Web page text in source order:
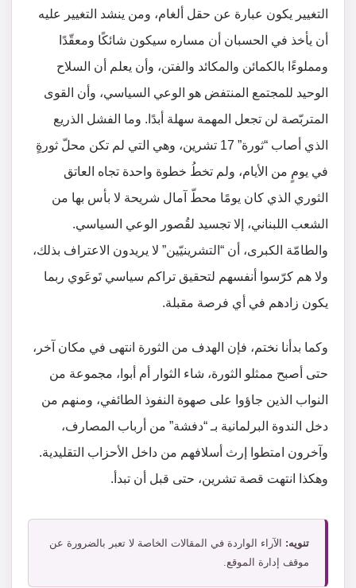
التغيير يكون عبارة عن حقل ألغام، ومن ينشد التغيير عليه
أن يأخذ في الحسبان أن مساره سيكون شائكًا ومعقّدًا
ومملوءًا بالكمائن والمكائد والفتن، وأن يعلم أن السلاح
الوحيد للمجتمع المنتفض هو الوعي السياسي، وأن القوى
المتربّصة لن تجعل المهمة سهلة أبدًا. وما الفشل الذريع
الذي أصاب “ثورة” 17 تشرين، وهي التي لم تكن محلّ ثورةٍ
في يومٍ من الأيام، ولم تخطُ خطوة واحدة تجاه العاتق
الثوري الذي كان يومًا محطّ آمال شريحة لا بأس بها من
الشعب اللبناني، إلا تجسيد لقُصور الوعي السياسي.
والطامّة الكبرى، أن “التشرينيّين” لا يريدون الاعتراف بذلك،
ولا هم كرّسوا أنفسهم لتحقيق تراكم سياسي تَوعَوي ربما
يكون زادهم في أي فرصة مقبلة.
وكما بدأنا نختم، فإن الهدف من الثورة انتهى في مكان آخر،
حتى أصبح ممثلو الثورة، شاء الثوار أم أبوا، مجموعة من
النواب الذين جاؤوا على صهوة النفوذ الطائفي، ومنهم من
دخل الندوة البرلمانية بـ “دفشة” من أرباب المصارف،
وآخرون امتطوا إرث أسلافهم من داخل الأحزاب التقليدية.
وهكذا انتهت قصة تشرين، حتى قبل أن تبدأ.
تنويه: الآراء الواردة في المقالات الخاصة لا تعبر بالضرورة عن
موقف إدارة الموقع.